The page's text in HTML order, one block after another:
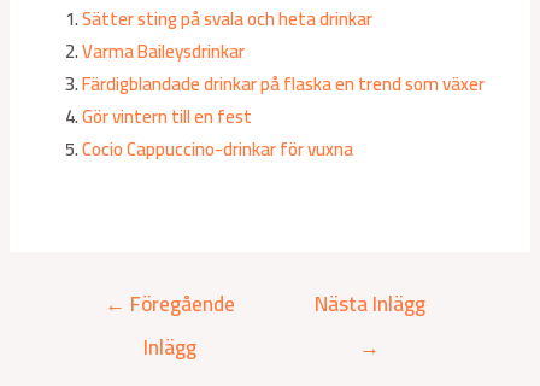
Sätter sting på svala och heta drinkar
Varma Baileysdrinkar
Färdigblandade drinkar på flaska en trend som växer
Gör vintern till en fest
Cocio Cappuccino-drinkar för vuxna
← Föregående
Inlägg
Nästa Inlägg
→